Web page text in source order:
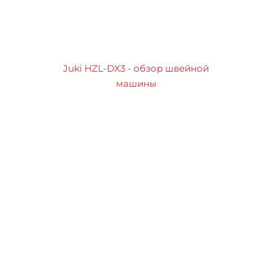
Juki HZL-DX3 - обзор швейной
машины